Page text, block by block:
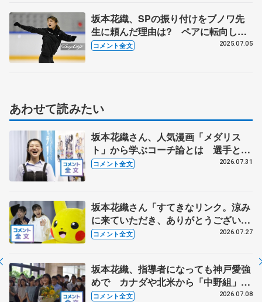
坂本花織、SPの振り付けをブノワ先
生に頼んだ理由は? ペアに転向した
幼なじみの籠谷歩未には助言も（合宿
コメント全文 2025.07.05
あわせて読みたい
坂本花織さん、人気漫画「メダリス
ト」から学ぶコーチ論とは 選手とし
て先頭でやってきて「後輩に受け継い
コメント全文 2026.07.31
坂本花織さん「すてきなリンク。涼み
に来ていただき、ありがとうございま
す」 シスメックスのリンク開場１周
コメント全文 2026.07.27
坂本花織、指導者になっても神戸愛強
めで カナダや北米から「中野組」の
練習に参加 【兵庫県「誉賞」贈呈】
コメント全文 2026.07.08